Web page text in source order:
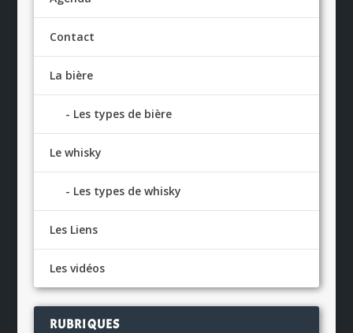
Contact
La bière
Les types de bière
Le whisky
Les types de whisky
Les Liens
Les vidéos
RUBRIQUES